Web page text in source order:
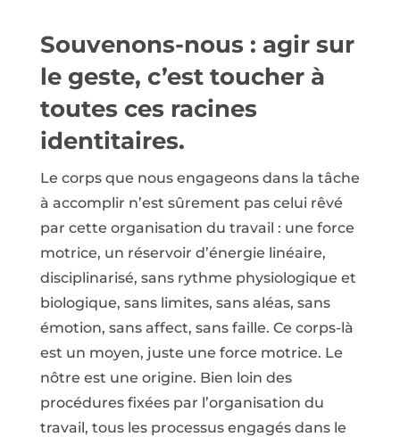
Souvenons-nous : agir sur
le geste, c’est toucher à
toutes ces racines
identitaires.
Le corps que nous engageons dans la tâche
à accomplir n’est sûrement pas celui rêvé
par cette organisation du travail : une force
motrice, un réservoir d’énergie linéaire,
disciplinarisé, sans rythme physiologique et
biologique, sans limites, sans aléas, sans
émotion, sans affect, sans faille. Ce corps-là
est un moyen, juste une force motrice. Le
nôtre est une origine. Bien loin des
procédures fixées par l’organisation du
travail, tous les processus engagés dans le